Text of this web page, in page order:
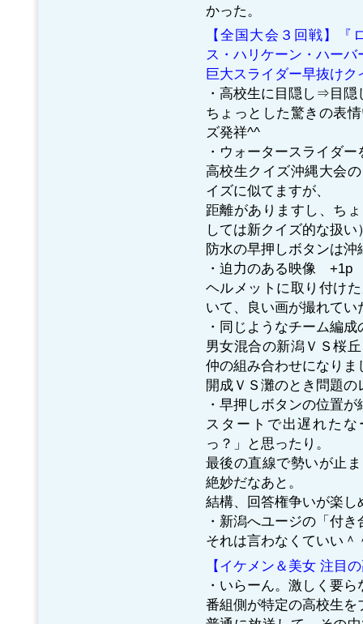
かった。
【全国大会３回戦】
ス・ハリケーン・ハーバ
巨大スライダー早抜けク
・高校生に目隠し⇒目
ちょっとした驚きの表
ズ発祥^^
・ウォータースライダ
高校生クイズ沖縄大会
イズに似てますが、
距離がありますし、ち
しては新クイズ的な扱い
防水の早押しボタンは
・迫力のある映像 +1p
ヘルメットに取り付け
いて、良い画が撮れてい
・同じようなチーム編
男女混合の新潟ＶＳ桜
仲の組み合わせになりま
開成ＶＳ灘のとき問題
・早押しボタンの位置が
スタートで出遅れた
っ？」と思ったり。
最後の直線で勢いが止
絶妙だなあと。
結構、回答権争いが楽し
・新潟へユージの「付
それは言わなくていい＾
【イケメン＆美女 注目
・いらーん。激しく要
番組側が特定の高校生